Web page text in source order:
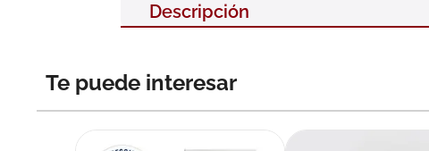
Descripción
Te puede interesar